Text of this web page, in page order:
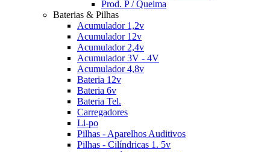
Prod. P / Queima
Baterias & Pilhas
Acumulador 1,2v
Acumulador 12v
Acumulador 2,4v
Acumulador 3V - 4V
Acumulador 4,8v
Bateria 12v
Bateria 6v
Bateria Tel.
Carregadores
Li-po
Pilhas - Aparelhos Auditivos
Pilhas - Cilíndricas 1. 5v